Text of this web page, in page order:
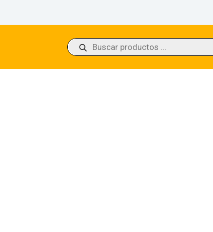
Búsqueda
de
productos